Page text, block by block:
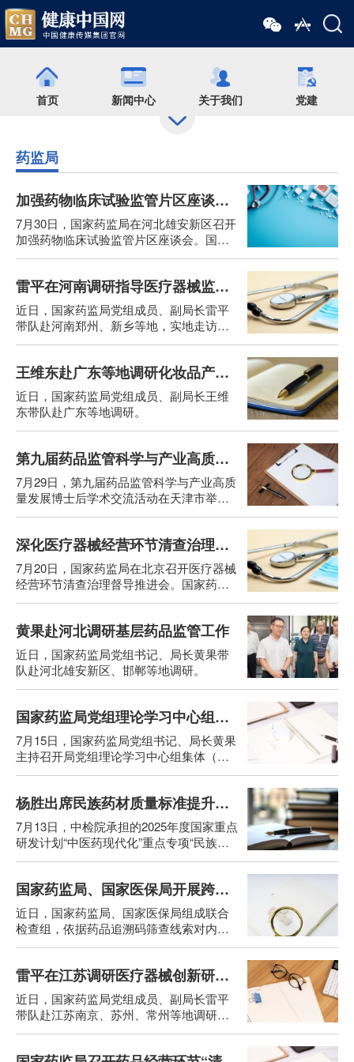
首页 新闻中心 关于我们 党建
出版
药圈
药监局
加强药物临床试验监管片区座谈会在河北召开
7月30日，国家药监局在河北雄安新区召开
加强药物临床试验监管片区座谈会。国家
药监局党组成员、副局长杨胜出席会议并
雷平在河南调研指导医疗器械监管和创新发展工作
近日，国家药监局党组成员、副局长雷平
带队赴河南郑州、新乡等地，实地走访部
分医疗器械企业、医疗机构和基层监管部
化，指导产业聚集区域监管工作。
王维东赴广东等地调研化妆品产业发展与基层监管工作
近日，国家药监局党组成员、副局长王维
东带队赴广东等地调研。
第九届药品监管科学与产业高质量发展博士后学术交流活动在天津举办
7月29日，第九届药品监管科学与产业高质
量发展博士后学术交流活动在天津市举
办。国家药监局党组成员、副局长王维东
深化医疗器械经营环节清查治理督导推进会在北京召开
7月20日，国家药监局在北京召开医疗器械
经营环节清查治理督导推进会。国家药监
局党组成员、副局长雷平出席会议并讲
黄果赴河北调研基层药品监管工作
近日，国家药监局党组书记、局长黄果带
队赴河北雄安新区、邯郸等地调研。
国家药监局党组理论学习中心组专题学习习近平党建思想
7月15日，国家药监局党组书记、局长黄果
主持召开局党组理论学习中心组集体（扩
大）学习会议，专题学习习近平党建思
杨胜出席民族药材质量标准提升国家重点研发计划项目启动会
7月13日，中检院承担的2025年度国家重点
研发计划“中医药现代化”重点专项“民族药
材质量标准提升关键技术示范研究”项目启
副局长杨胜出席会议并讲话。
国家药监局、国家医保局开展跨部门联合检查
近日，国家药监局、国家医保局组成联合
检查组，依据药品追溯码筛查线索对内蒙
古自治区和山西省部分地市医药机构、药
组成员、副局长杨胜带队赴山西省太原
市、大同市，对联合检查组进行现场调研
指导。
雷平在江苏调研医疗器械创新研发和“春雨行动”推进工作
近日，国家药监局党组成员、副局长雷平
带队赴江苏南京、苏州、常州等地调研，
实地走访创新医疗器械企业及医疗机构，